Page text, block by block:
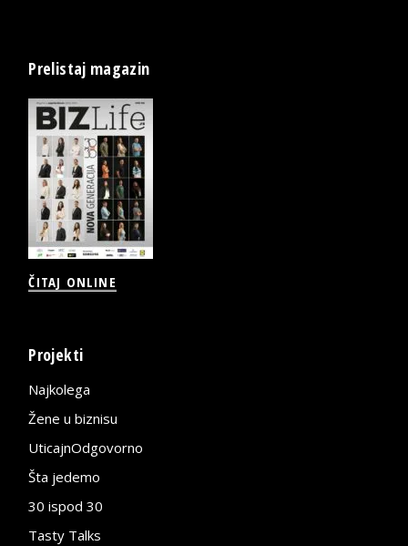
Prelistaj magazin
ČITAJ ONLINE
Projekti
Najkolega
Žene u biznisu
UticajnOdgovorno
Šta jedemo
30 ispod 30
Tasty Talks